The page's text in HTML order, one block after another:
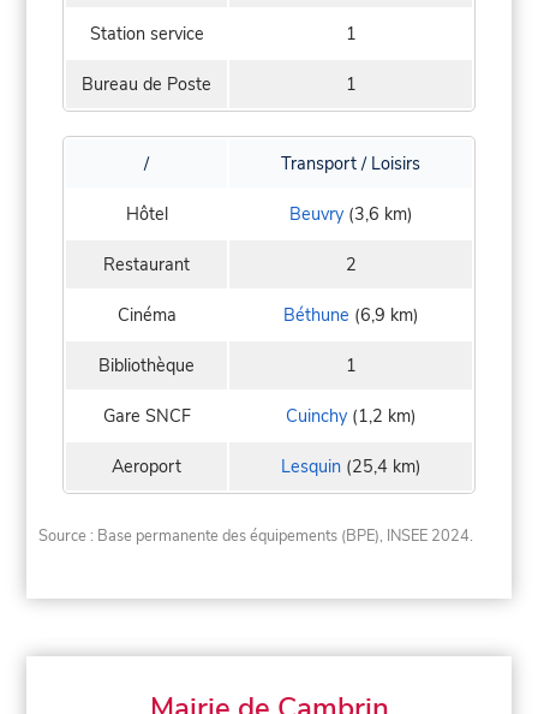
Station service 1
Bureau de Poste 1
/ Transport / Loisirs
Hôtel Beuvry(3,6 km)
Restaurant 2
Cinéma Béthune (6,9 km)
Bibliothèque 1
Gare SNCF Cuinchy(1,2 km)
Aeroport Lesquin(25,4 km)
Source : Base permanente des équipements (BPE), INSEE 2024.